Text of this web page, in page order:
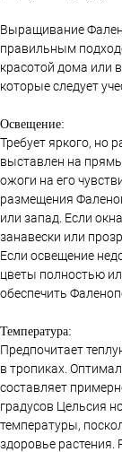
Выращивание
правильным
красотой дома или
которые следует
Освещение:
Требует яркого, но
выставлен на
ожоги на его
размещения
или запад. Если
занавески или
Если освещение
цветы полностью
обеспечить
Температура:
Предпочитает
в тропиках.
составляет
градусов Цельсия
температуры,
здоровье растения.